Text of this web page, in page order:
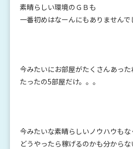
素晴らしい環境のＧＢも
一番初めはなーんにもありませんで
今みたいにお部屋がたくさんあった
たったの5部屋だけ。。。
今みたいな素晴らしいノウハウもな
どうやったら稼げるのかも分からな